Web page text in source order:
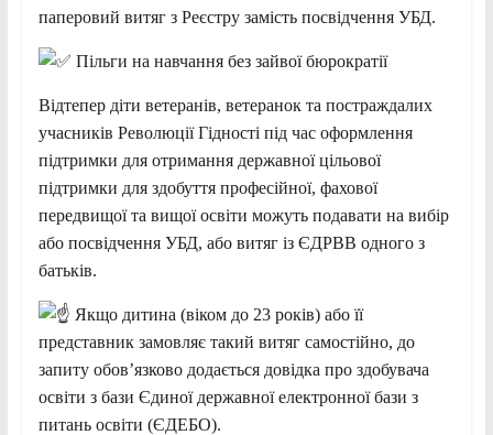
паперовий витяг з Реєстру замість посвідчення УБД.
Пільги на навчання без зайвої бюрократії
Відтепер діти ветеранів, ветеранок та постраждалих
учасників Революції Гідності під час оформлення
підтримки для отримання державної цільової
підтримки для здобуття професійної, фахової
передвищої та вищої освіти можуть подавати на вибір
або посвідчення УБД, або витяг із ЄДРВВ одного з
батьків.
Якщо дитина (віком до 23 років) або її
представник замовляє такий витяг самостійно, до
запиту обов’язково додається довідка про здобувача
освіти з бази Єдиної державної електронної бази з
питань освіти (ЄДЕБО).